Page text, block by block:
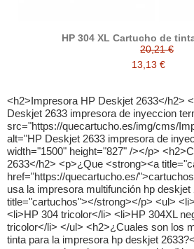
HP 304 XL Cartucho de
20,21 €
13,13 €
<h2>Impresora HP Deskjet 2633</h2> <p><img title="HP Deskjet 2633 impresora de inyeccion terminca" src="https://quecartucho.es/img/cms/Impresoras/HP%20Deskjet%202633%20impresora%20de%20inyeccion%20terminca.jpg" alt="HP Deskjet 2633 impresora de inyeccion terminca" width="1500" height="827" /></p> <h2>Cartuchos tinta hp deskjet 2633</h2> <p>¿Que <strong><a title="cartuchos" href="https://quecartucho.es/">cartuchos</a></strong> de tinta usa la impresora multifunción hp deskjet 2633?<strong title="cartuchos"></strong></p> <ul> <li>HP 304 negro</li> <li>HP 304 tricolor</li> <li>HP 304XL negro</li> <li>HP 304XL tricolor</li> </ul> <h2>¿Cuales son los mejores cartuchos de tinta para la impresora hp deskjet 2633?</h2> <p>Además de estos cartuchos de <strong><a title="tinta impresora hp" href="https://quecartucho.es/4336-cartuchos-de-tinta-hp-compatibles">tinta impresora hp</a></strong> originales también se puede comprar los hp deskjet 2633 cartuchos compatibles que son tintas hp recicladas que aseguran un color numero de paginas calidad y fiabilidad igual al cartucho original.</p> <h2>HP Deskjet 2633 : Inversión segura</h2> <p>Con el modelo HP Deskjet 2633 podrás imprimir tanto en color como en blanco y negro de una manera sencilla ya que es un máquina fácil de utilizar, además tiene algunas funciones que la hacen muy avanzada, característica muy importante en estos tiempos. <br /><br />El peso es de solo 3.42 Kg por lo que es sencillo moverla de un sitio a otro sin mayor esfuerzo, además su diseño es muy minimalista con tonos en color que la hace una de las impresoras más originales del mercado, sin duda, si está buscando una máquina que de una impresión de modernidad ésta es la indicada. Este modelo es un todo en uno, por lo que el usuario puede copiar, escanear e imprimir de forma inalámbrica, esto hace que sea ideal tanto para equipos de trabajo como para uso personal en casa. <br /><br />¿Qué la hace tan novedosa? Su diseño incluye una bandeja de salida que se adapta para minimizar el espacio, por lo que se puede cerrar, contiene 25 hojas cuando está en uso.<br /><br />Otra característica principal, es que podrás seleccionar las funciones de la impresora sin esfuerzo gracias a un panel de control que es muy intuitivo. <br /><br />Además, es posible imprimir de forma sencilla y rápida desde dispositivos móviles, ya sea teléfonos como tabletas. También ofrece la posibilidad de seleccionar todas las características para comenzar a imprimir o escanear haciendo uso de su aplicación HP All-in-one Printer Remote.<br /><br />El dispositivo cumple con los parámetros de cuidado ambiente, incluso este modelo de impresora ofrece la posibilidad de ahorrar hasta un 70% de tinta, de acuerdo a sus creadores.</p> <h3><br />Características específicas:</h3> <p><br />- Imprime en color, en blanco y negro.<br />- El peso del artículo es de 3.42 Kg <br />- Las dimensiones del producto son 54.8 x 24.9 x 42.5 El Tipo de conectividad es vía Wi-Fi <br />- Ofrece la capacidad de 1 puerto U.S.B <br />- La velocidad de impresión es de hasta 7.5 ppm en negro y hasta 5.5 ppm en color.<br />- La resolución de impresión es de hasta 1200 x 1200</p> <h3>Cualidades el producto</h3> <p>La <strong><a title="tinta HP 304" href="https://quecartucho.es/3028-hp304xl-cartucho-de-tinta-compatible-hp-304xl-n9k08ae-n9k06a-n9k07ae-n9k05ae.html">tinta HP 304</a></strong> es de muy buena calidad y viene con la impresora ya que trae todo lo necesario para comenzarla a utilizar el primer día. Tiene un ciclo de trabajo mensual estimado de hasta 1,000 páginas (A4); mientras que el volúmen de página mensual recomendado es de 50 a 100. <br />Por su parte, la relación calidad-precio es muy ventajosa, incluso es un precio bajo siendo una HP, ya que esta marca ofrece seguridad. <br /><br />La calidad de impresión de las fotos es una de las más elevadas del mercado, por lo que vale su inversión por cerca de 110 euros.<br /><br />Tanto los documentos, como las fotografías terminan con una buena calidad de la imagen. <br /><br /></p> <h3>Valoraciones de compradores</h3> <p><br />Al adquirirla tendrá acceso a las instrucciones de impresión. La configuración tanto de la impresora como el manejo de sus funciones es muy intuitivo incluso para personas que no son muy expertas en la tecnología, esto hace que sea un dispositivo ideal para todos los miembros de la familia, incluso uno de los compradores apuntaron que fue un excelente regalado para su abuela. <br /><br />Es fácil de configurar y las personas que ya la probaron indicaron que hacer que funcione no les costó nada. También, opinaron que por el precio, esta impresora es una gran promoción. <br /><br />Tampoco tuvieron problemas al momento de instalarla y pudieron imprimir desde el teléfono en solo 20 minutos. <br /><br />El modelo HP Deskjet 2633 es una máquina eficiente, avanzada y de un buen valor, dado las muchas valoraciones positivas pareciera ser una inversión muy inteligente. Su diseño la hace destacar y además de cumplir con lo básico ofrece la posibilidad de aprovechar las bondades de la tecnología.</p> <p> </p> <h2>Cartuchos de tinta para la impresora HP Deskjet 2633 original y compatible.</h2> <h2 class="cabecera_lista_auto_top">Otras impresoras HP que usan estos cartuchos HP 304 / HP 304 xl</h2> <ul> <li><strong><a title="Cartuchos de tinta cmpatibles HP DeskJet 2600" href="https://quecartucho.es/14772-hp-deskjet-2600">Cartuchos HP DeskJet 2600</a></strong></li> <li><strong><a title="Cartuchos de tinta cmpatibles HP Deskjet 2620" href="https://quecartucho.es/14342-hp-deskjet-2620">Cartuchos HP Deskjet 2620</a></strong></li> <li><strong><a title="Cartuchos de tinta cmpatibles HP Deskjet 2621" href="https://quecartucho.es/15347-hp-deskjet-2621">Cartuchos HP Deskjet 2621</a></strong></li> <li><strong><a title="Cartuchos de tinta cmpatibles HP Deskjet 2622" href="https://quecartucho.es/14764-hp-deskjet-2622">Cartuchos HP Deskjet 2622</a></strong></li> <li><strong><a title="Cartuchos de tinta cmpatibles HP Deskjet 2623" href="https://quecartucho.es/15348-hp-deskjet-2623">Cartuchos HP Deskjet 2623</a></strong></li> <li><strong><a title="Cartuchos de tinta cmpatibles HP Deskjet 2630" href="https://quecartucho.es/14343-hp-deskjet-2630">Cartuchos HP Deskjet 2630</a></strong></li> <li><strong><a title="Cartuchos HP DeskJet 2632" href="https://quecartucho.es/14344-hp-deskjet-2632">Cartuchos HP DeskJet 2632</a></strong></li> <li><strong><a title="Cartuchos HP Deskjet 2633" href="https://quecartucho.es/14345-hp-deskjet-2633">Cartuchos HP Deskjet 2633</a></strong></li> <li><strong><a title="Cartuchos HP Deskjet 2634" href="https://quecartucho.es/14765-hp-deskjet-2634">Cartuchos HP Deskjet 2634</a></strong></li> <li><strong><a title="Cartuchos HP Deskjet 2655" href="https://quecartucho.es/15349-hp-deskjet-2655">Cartuchos HP Deskjet 2655</a></strong></li> <li><strong><a title="Cartuchos compatibles HP Deskjet 3700